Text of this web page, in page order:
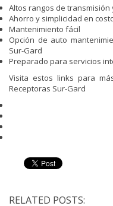
Altos rangos de
Ahorro y simplicidad en
Mantenimiento fácil
Opción de auto
Sur-Gard
Preparado para servicios
Visita estos links para
Receptoras Sur-Gard
RELATED POSTS: